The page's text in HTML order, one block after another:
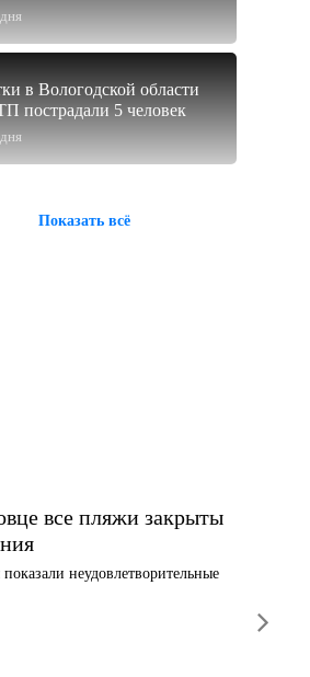
в Вологодской области
пострадали 5 человек
Показать всё
все пляжи закрыты
неудовлетворительные
1 июня